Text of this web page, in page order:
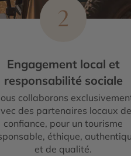
2
Engagement local et
responsabilité sociale
collaborons
des partenaires locaux de
confiance, pour un tourisme
éthique,
et de qualité.